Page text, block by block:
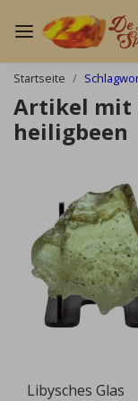
Startseite
Artikel mit
heiligbeen
Libysches Glas